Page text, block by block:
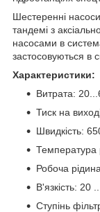
Шестеренні
тандемі з
насосами в
застосовуються в
Характеристики:
Витрата:
Тиск на
Швидкість:
Температура
Робоча
В'язкість: 20
Ступінь